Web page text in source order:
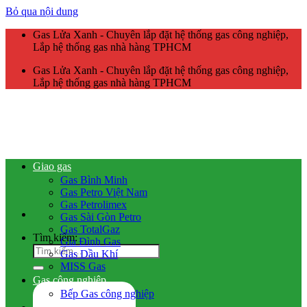
Bỏ qua nội dung
Gas Lửa Xanh - Chuyên lắp đặt hệ thống gas công nghiệp,
Lắp hệ thống gas nhà hàng TPHCM
Gas Lửa Xanh - Chuyên lắp đặt hệ thống gas công nghiệp,
Lắp hệ thống gas nhà hàng TPHCM
Tìm kiếm:
Giao gas
Gas Bình Minh
Gas Petro Việt Nam
Gas Petrolimex
Gas Sài Gòn Petro
Gas TotalGaz
Gia Đình Gas
Gas Dầu Khí
MISS Gas
Gas công nghiệp
Bếp Gas công nghiệp